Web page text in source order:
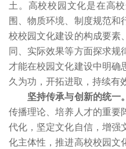
土。高校校园文化是在高
围、物质环境、制度规范和
校校园文化建设的构成要素
同、实际效果等方面探求规
才能在校园文化建设中明确
久为功，开拓进取，持续有
坚持传承与创新的统一。
传播理论、培养人才的重要
代化，坚定文化自信，增强
化主体性，推进高校校园文